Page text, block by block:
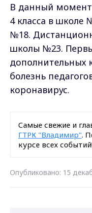
В данный момент
4 класса в школе
№18.
школы №23.
дополнительных
болезнь
коронавирус.
Самые свежие и
ГТРК "Владимир".
курсе всех событий!
Опубликовано: 15